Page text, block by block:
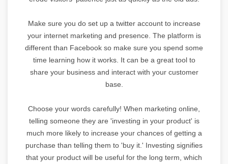
Make sure you do set up a twitter account to increase
your internet marketing and presence. The platform is
different than Facebook so make sure you spend some
time learning how it works. It can be a great tool to
share your business and interact with your customer
base.
Choose your words carefully! When marketing online,
telling someone they are 'investing in your product' is
much more likely to increase your chances of getting a
purchase than telling them to 'buy it.' Investing signifies
that your product will be useful for the long term, which